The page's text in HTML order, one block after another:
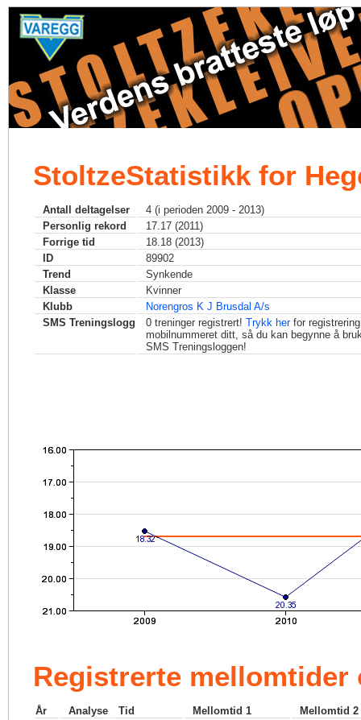
StoltzeStatistikk for
Antall deltagelser
4 (i perioden 2009 - 2013)
Personlig rekord
17.17 (2011)
Forrige tid
18.18 (2013)
ID
89902
Trend
Synkende
Klasse
Kvinner
Klubb
Norengros K J Brusdal A/s
SMS Treningslogg
0 treninger registrert! Trykk herfor
mobilnummeret ditt, så du kan begynne å
SMS Treningsloggen!
Registrerte mellomtider
År Analyse Tid Mellomtid 1
Mellomtid 2